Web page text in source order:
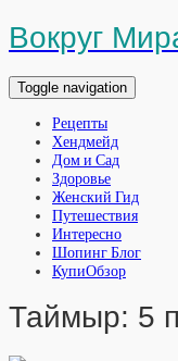
Вокруг
Toggle navigation
Рецепты
Хендмейд
Дом и Сад
Здоровье
Женский Гид
Путешествия
Интересно
Шопинг Блог
КупиОбзор
Таймыр: 5